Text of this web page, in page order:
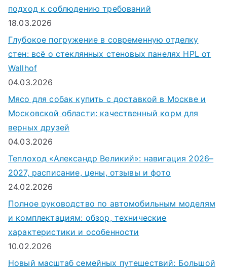
подход к соблюдению требований
18.03.2026
Глубокое погружение в современную отделку
стен: всё о стеклянных стеновых панелях HPL от
Wallhof
04.03.2026
Мясо для собак купить с доставкой в Москве и
Московской области: качественный корм для
верных друзей
04.03.2026
Теплоход «Александр Великий»: навигация 2026–
2027, расписание, цены, отзывы и фото
24.02.2026
Полное руководство по автомобильным моделям
и комплектациям: обзор, технические
характеристики и особенности
10.02.2026
Новый масштаб семейных путешествий: Большой